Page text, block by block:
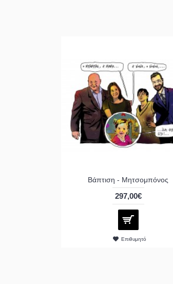
Βάπτιση - Μητσομπόνος
297,00€
Επιθυμητό